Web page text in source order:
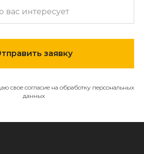
заявку
свое согласие на обработку персональных
данных
и оплата